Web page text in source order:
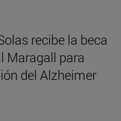
recibe la beca
Maragall para
del Alzheimer